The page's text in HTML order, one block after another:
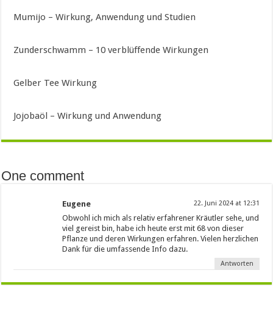
Mumijo – Wirkung, Anwendung und Studien
Zunderschwamm – 10 verblüffende Wirkungen
Gelber Tee Wirkung
Jojobaöl – Wirkung und Anwendung
One comment
Eugene 22. Juni 2024 at 12:31
Obwohl ich mich als relativ erfahrener Kräutler sehe, und
viel gereist bin, habe ich heute erst mit 68 von dieser
Pflanze und deren Wirkungen erfahren. Vielen herzlichen
Dank für die umfassende Info dazu.
Antworten